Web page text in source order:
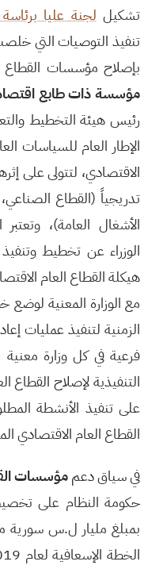
تشكيل لجنة عليا
تنفيذ التوصيات التي
بإصلاح مؤسسات القطاع
مؤسسة ذات طابع
رئيس هيئة التخطيط
الإطار العام للسياسات
الاقتصادي، لتتولى على
تدريجياً (القطاع
الأشغال العامة)،
الوزراء عن تخطيط
هيكلة القطاع العام
مع الوزارة المعنية لوضع
الزمنية لتنفيذ عمليات
فرعية في كل وزارة معنية
التنفيذية لإصلاح القطاع
على تنفيذ الأنشطة
القطاع العام الاقتصادي
في سياق دعممؤسسات
حكومة النظام على
بمبلغ مليار ل.س سورية